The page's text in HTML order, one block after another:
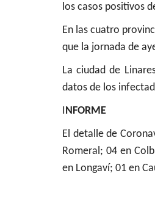
los casos positivos
En las cuatro
que la jornada de
La ciudad de
datos de los
NFORME
El detalle de
Romeral; 04 en
en Longaví; 01 en